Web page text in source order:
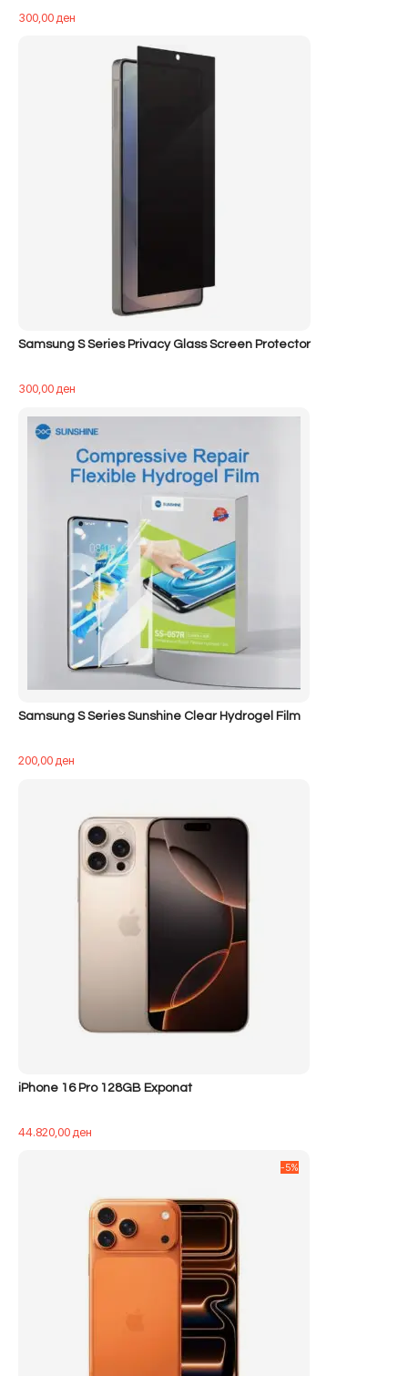
300,00ден
Samsung S Series Privacy Glass Screen Protector
300,00ден
Samsung S Series Sunshine Clear Hydrogel Film
200,00ден
iPhone 16 Pro 128GB Exponat
44.820,00ден
-5%